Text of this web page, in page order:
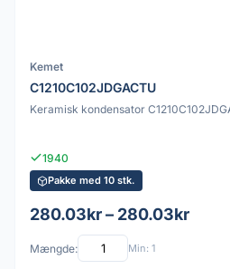
Kemet
C1210C102JDGACTU
Keramisk kondensator
1940
Pakke med 10 stk.
280.03kr – 280.03kr
Mængde: Min: 1